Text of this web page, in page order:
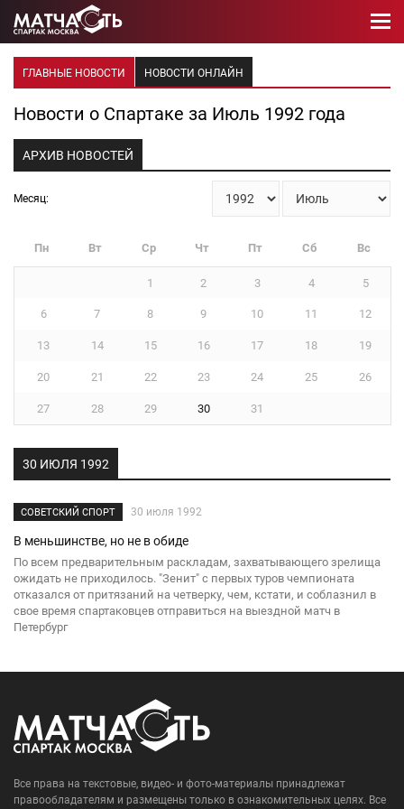
ГЛАВНЫЕ НОВОСТИ НОВОСТИ ОНЛАЙН
Новости о Спартаке за Июль 1992 года
АРХИВ НОВОСТЕЙ
Месяц:
Пн Вт Ср Чт Пт Сб Вс
1 2 3 4 5
6 7 8 9 10 11 12
13 14 15 16 17 18 19
20 21 22 23 24 25 26
27 28 29 30 31
30 ИЮЛЯ 1992
СОВЕТСКИЙ СПОРТ 30 июля 1992
В меньшинстве, но не в обиде
По всем предварительным раскладам, захватывающего зрелища
ожидать не приходилось. "Зенит" с первых туров чемпионата
отказался от притязаний на четверку, чем, кстати, и соблазнил в
свое время спартаковцев отправиться на выездной матч в
Петербург
Все права на текстовые, видео- и фото-материалы принадлежат
правообладателям и размещены только в ознакомительных целях. Все